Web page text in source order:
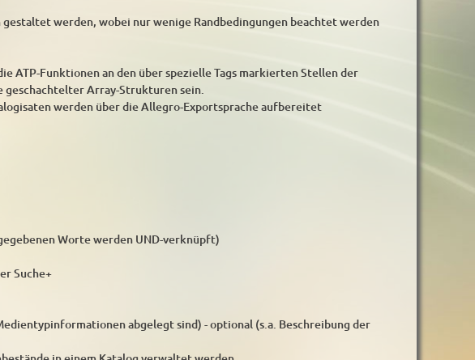
werden, wobei nur wenige Randbedingungen beachtet werden
ATP-Funktionen an den über spezielle Tags markierten Stellen der
geschachtelter Array-Strukturen sein.
werden über die Allegro-Exportsprache aufbereitet
Worte werden UND-verknüpft)
Suche+
abgelegt sind) - optional (s.a. Beschreibung der